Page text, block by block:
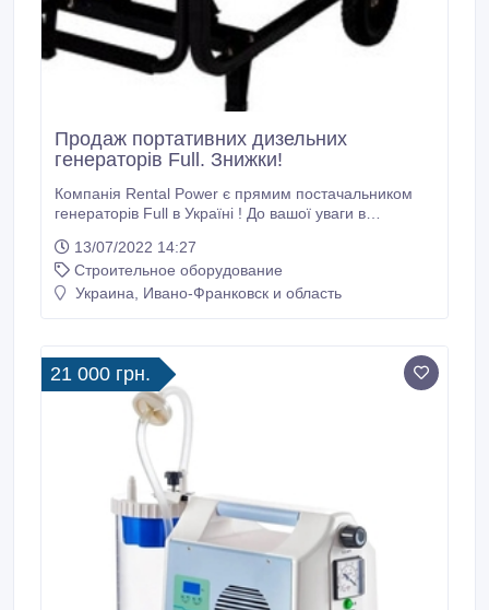
Продаж портативних дизельних
генераторів Full. Знижки!
Компанія Rental Power є прямим постачальником
генераторів Full в Україні ! До вашої уваги в
FDL6500LE (4, 5 кВт) FDL9000LE (6, 3 кВт) Переваги
та особливості: Портативні Портативні Легківність
лічильника мото-годин Наявність лічильника мото-
13/07/2022 14:27
Строительное оборудование
Украина, Ивано-Франковск и область
21 000 грн.